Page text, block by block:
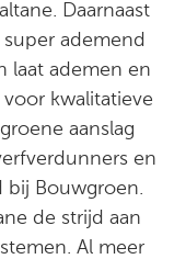
Daarnaast
ademend
laat ademen en
kwalitatieve
aanslag
en
bij Bouwgroen.
de strijd aan
Al meer